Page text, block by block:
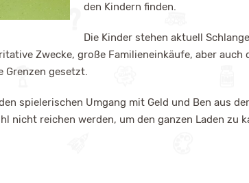
den Kindern finden.
Die Kinder stehen aktuell
Zwecke, große Familieneinkäufe, aber auch
Grenzen gesetzt.
spielerischen Umgang mit Geld und Ben aus
nicht reichen werden, um den ganzen Laden zu